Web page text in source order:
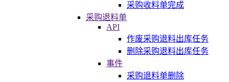
采购收料单完成
采购退料单
API
作废采购退料出库任务
删除采购退料出库任务
事件
采购退料单删除